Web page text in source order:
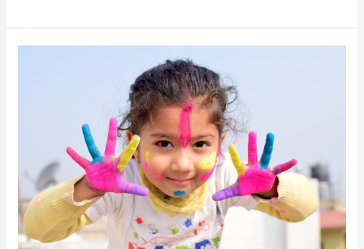
Rumah,
10
Permainan
Ini
Wajib